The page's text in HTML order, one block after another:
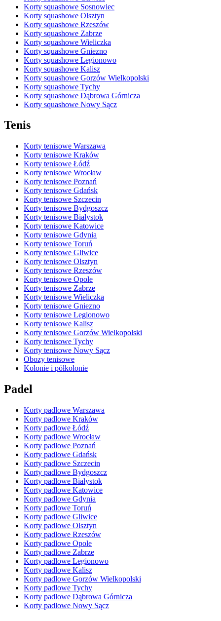
Korty squashowe Sosnowiec
Korty squashowe Olsztyn
Korty squashowe Rzeszów
Korty squashowe Zabrze
Korty squashowe Wieliczka
Korty squashowe Gniezno
Korty squashowe Legionowo
Korty squashowe Kalisz
Korty squashowe Gorzów Wielkopolski
Korty squashowe Tychy
Korty squashowe Dąbrowa Górnicza
Korty squashowe Nowy Sącz
Tenis
Korty tenisowe Warszawa
Korty tenisowe Kraków
Korty tenisowe Łódź
Korty tenisowe Wrocław
Korty tenisowe Poznań
Korty tenisowe Gdańsk
Korty tenisowe Szczecin
Korty tenisowe Bydgoszcz
Korty tenisowe Białystok
Korty tenisowe Katowice
Korty tenisowe Gdynia
Korty tenisowe Toruń
Korty tenisowe Gliwice
Korty tenisowe Olsztyn
Korty tenisowe Rzeszów
Korty tenisowe Opole
Korty tenisowe Zabrze
Korty tenisowe Wieliczka
Korty tenisowe Gniezno
Korty tenisowe Legionowo
Korty tenisowe Kalisz
Korty tenisowe Gorzów Wielkopolski
Korty tenisowe Tychy
Korty tenisowe Nowy Sącz
Obozy tenisowe
Kolonie i półkolonie
Padel
Korty padlowe Warszawa
Korty padlowe Kraków
Korty padlowe Łódź
Korty padlowe Wrocław
Korty padlowe Poznań
Korty padlowe Gdańsk
Korty padlowe Szczecin
Korty padlowe Bydgoszcz
Korty padlowe Białystok
Korty padlowe Katowice
Korty padlowe Gdynia
Korty padlowe Toruń
Korty padlowe Gliwice
Korty padlowe Olsztyn
Korty padlowe Rzeszów
Korty padlowe Opole
Korty padlowe Zabrze
Korty padlowe Legionowo
Korty padlowe Kalisz
Korty padlowe Gorzów Wielkopolski
Korty padlowe Tychy
Korty padlowe Dąbrowa Górnicza
Korty padlowe Nowy Sącz